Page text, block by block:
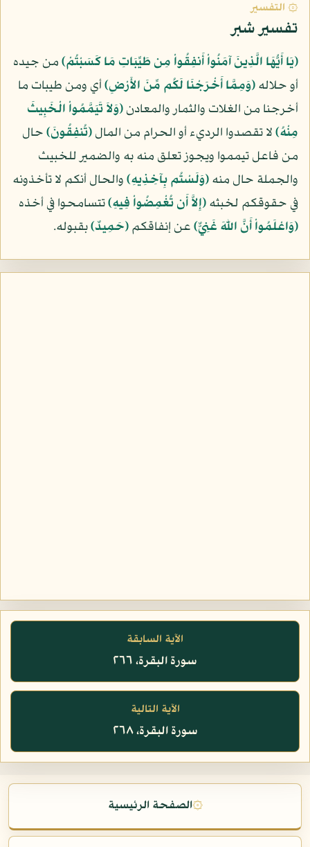
۞ التفسير
تفسير شبر
﴿يَا أَيُّهَا الَّذِينَ آمَنُواْ أَنفِقُواْ مِن طَيِّبَاتِ مَا كَسَبْتُمْ﴾من جيده
أو حلاله﴿وَمِمَّا أَخْرَجْنَا لَكُم مِّنَ الأَرْضِ﴾أي ومن طيبات ما
أخرجنا من الغلات والثمار والمعادن﴿وَلاَ تَيَمَّمُواْ الْخَبِيثَ
مِنْهُ﴾لا تقصدوا الرديء أو الحرام من المال﴿تُنفِقُونَ﴾حال
من فاعل تيمموا ويجوز تعلق منه به والضمير للخبيث
والجملة حال منه﴿وَلَسْتُم بِآخِذِيهِ﴾والحال أنكم لا تأخذونه
في حقوقكم لخبثه﴿إِلاَّ أَن تُغْمِضُواْ فِيهِ﴾تتسامحوا في أخذه
﴿وَاعْلَمُواْ أَنَّ اللّهَ غَنِيٌّ﴾عن إنفاقكم﴿حَمِيدٌ﴾بقبوله.
الآية السابقة
سورة البقرة، ٢٦٦
الآية التالية
سورة البقرة، ٢٦٨
۞الصفحة الرئيسية